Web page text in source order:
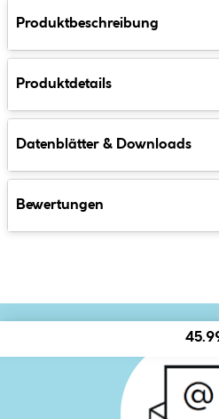
Produktbeschreibung
Produktdetails
Datenblätter & Downloads
Bewertungen